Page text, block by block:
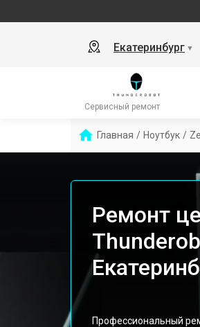
Екатеринбург ▼
Сервисный ремонт
Главная / Ноутбук /
Ремонт
Профессиональный